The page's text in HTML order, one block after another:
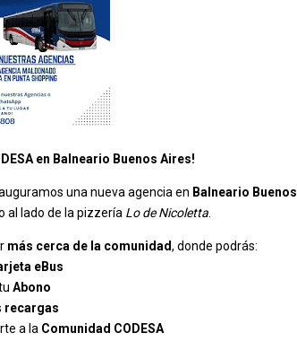
en Balneario Buenos Aires!
una nueva agencia en Balneario Buenos
al lado de la pizzería Lo de Nicoletta.
más cerca de la comunidad, donde podrás:
eBus
Abono
recargas
a la Comunidad CODESA